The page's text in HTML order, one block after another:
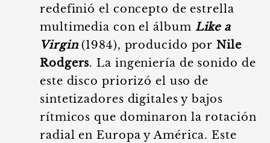
redefinió el concepto de estrella
multimedia con el álbum Like a
Virgin(1984), producido porNile
Rodgers. La ingeniería de sonido de
este disco priorizó el uso de
sintetizadores digitales y bajos
rítmicos que dominaron la rotación
radial en Europa y América. Este